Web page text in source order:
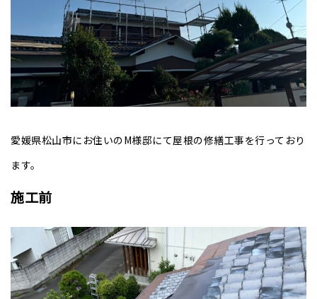
愛媛県松山市にお住いのM様邸にて屋根の修繕工事を行っており
ます。
施工前